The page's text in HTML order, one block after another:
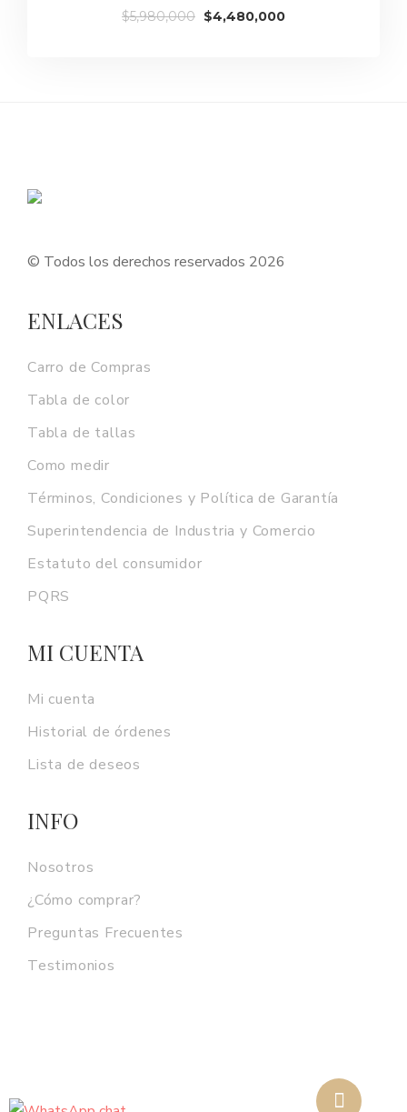
$5,980,000 El
$4,480,000El
© Todos los derechos reservados 2026
ENLACES
Carro de Compras
Tabla de color
Tabla de tallas
Como medir
Términos, Condiciones y Política de Garantía
Superintendencia de Industria y Comercio
Estatuto del consumidor
PQRS
MI CUENTA
Mi cuenta
Historial de órdenes
Lista de deseos
INFO
Nosotros
¿Cómo comprar?
Preguntas Frecuentes
Testimonios